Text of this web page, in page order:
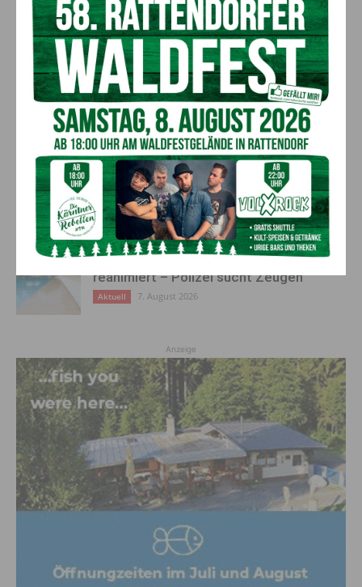
AKTUELLES
„Sein Charakter bleibt unersetzbar“ –
Fußballverein nimmt Abschied
Aktuell 7. August 2026
Bargeld im Bankomaten vergessen –
Polizei bittet um Hinweise
Aktuell 7. August 2026
Lienz: Bub (4) nach Badeunfall
reanimiert – Polizei sucht Zeugen
Aktuell 7. August 2026
Anzeige